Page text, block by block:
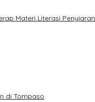
Materi Literasi Penyiaran
di Tompaso